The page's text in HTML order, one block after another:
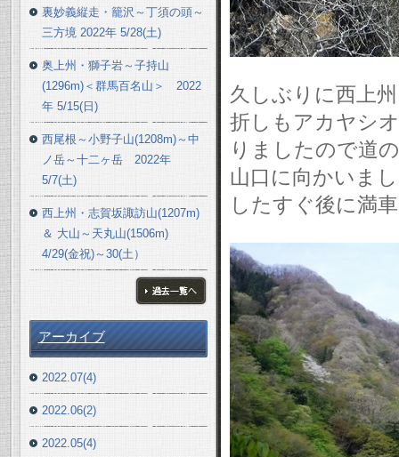
久しぶりに西上
折しもアカヤシ
りましたので道
山口に向かいま
したすぐ後に満
裏妙義縦走・籠沢～丁須の頭～
三方境 2022年 5/28(土)
奥上州・獅子岩～子持山
(1296m)＜群馬百名山＞ 2022
年 5/15(日)
西尾根～小野子山(1208m)～中
ノ岳～十二ヶ岳 2022年
5/7(土)
西上州・志賀坂諏訪山(1207m)
＆ 大山～天丸山(1506m)
4/29(金祝)～30(土）
アーカイブ
2022.07(4)
2022.06(2)
2022.05(4)